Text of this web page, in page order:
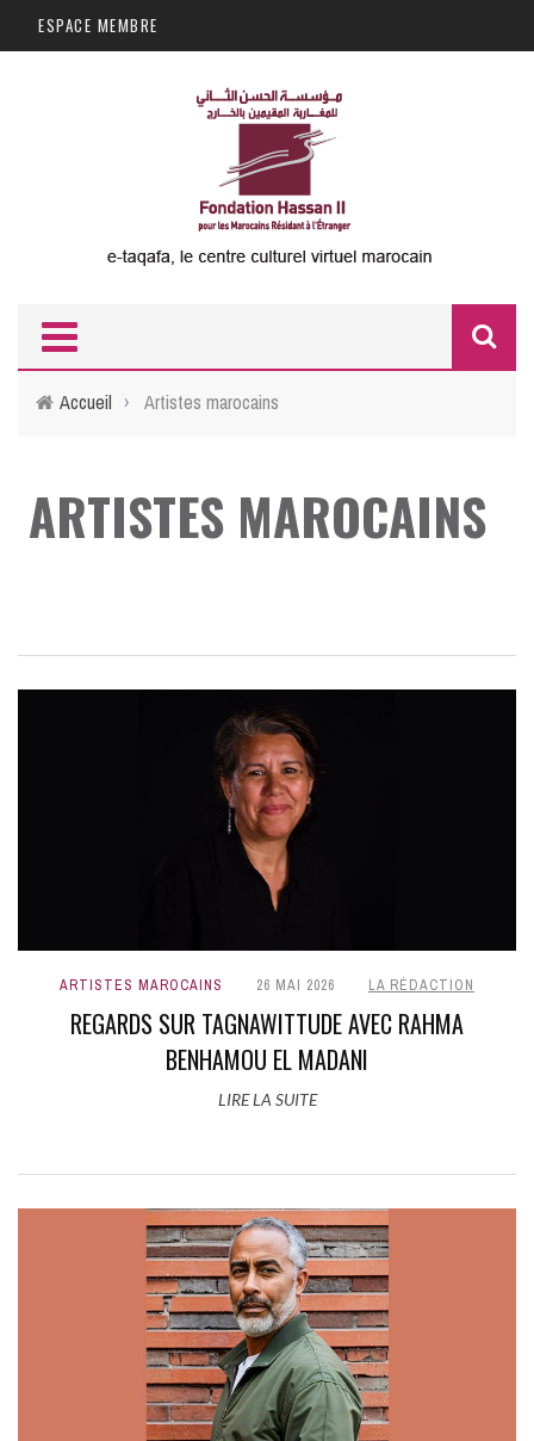
Aller au contenu principal
ESPACE MEMBRE
Accueil › Artistes marocains
ARTISTES MAROCAINS
ARTISTES MAROCAINS 26 MAI 2026 LA RÉDACTION
REGARDS SUR TAGNAWITTUDE AVEC RAHMA
BENHAMOU EL MADANI
LIRE LA SUITE